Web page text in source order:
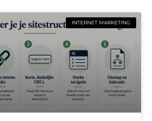
INTERNET MARKETING